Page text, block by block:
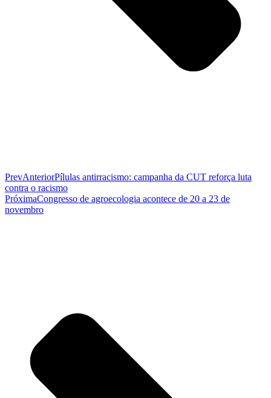
PrevAnteriorPílulas antirracismo: campanha da CUT reforça luta
contra o racismo
PróximaCongresso de agroecologia acontece de 20 a 23 de
novembro